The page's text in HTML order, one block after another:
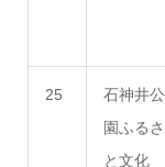
25
石神井公
園ふるさ
と文化